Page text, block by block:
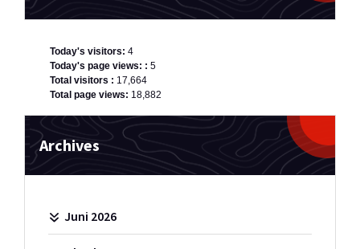
Today's visitors: 4
Today's page views: : 5
Total visitors : 17,664
Total page views: 18,882
Archives
Juni 2026